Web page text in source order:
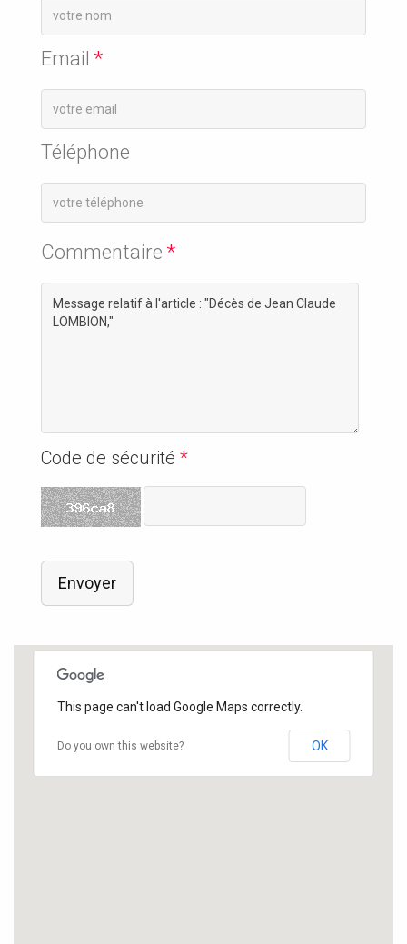
Email *
Téléphone
Commentaire *
Code de sécurité *
Envoyer
This page can't load Google Maps correctly.
Do you own this website? OK